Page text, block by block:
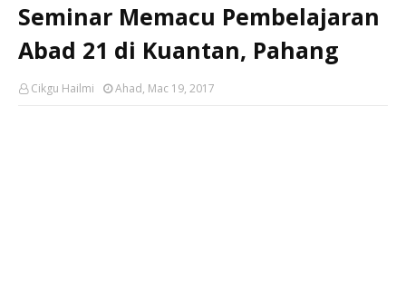
Seminar Memacu Pembelajaran
Abad 21 di Kuantan, Pahang
Cikgu Hailmi Ahad, Mac 19, 2017